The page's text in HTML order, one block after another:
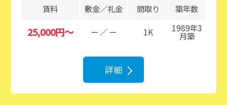
賃料 敷金／礼金 間取り 築年数
25,000円～ ー ／ ー 1K 1989年3
月築
詳細